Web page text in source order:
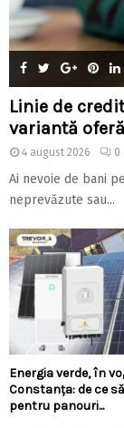
Linie de
variantă
4 august 2026 0
Ai nevoie de bani
neprevăzute sau...
Energia verde, în
Constanța: de ce
pentru panouri...